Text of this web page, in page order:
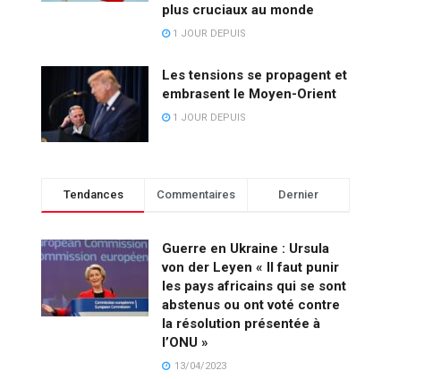
plus cruciaux au monde
1 JOUR DEPUIS
Les tensions se propagent et
embrasent le Moyen-Orient
1 JOUR DEPUIS
Tendances Commentaires Dernier
Guerre en Ukraine : Ursula
von der Leyen « Il faut punir
les pays africains qui se sont
abstenus ou ont voté contre
la résolution présentée à
l’ONU »
13/04/2023